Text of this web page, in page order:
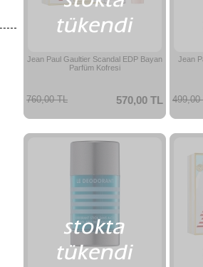
Jean Paul Gaultier Scandal EDP Bayan
Parfüm Kofresi
570,00 TL
760,00 TL
Jean
499,00